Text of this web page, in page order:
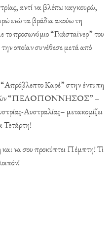
αντί να βλέπω καγκουρώ,
ενώ τα βράδια ακούω τη
το προσωνύμιο “Γκάσταϊνερ” του
οποίαν συνέθεσε μετά από
Καρέ” στην έντυπη
“ΠΕΛΟΠΟΝΝΗΣΟΣ” –
Αυστραλίας– μετακομίζει
Τετάρτη!
να σου προκύπτει Πέμπτη! Τι